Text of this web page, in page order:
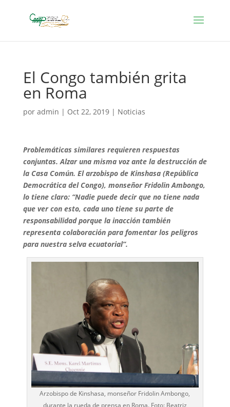
El Congo también grita
en Roma
por admin | Oct 22, 2019| Noticias
Problemáticas similares requieren respuestas
conjuntas. Alzar una misma voz ante la destrucción de
la Casa Común. El arzobispo de Kinshasa (República
Democrática del Congo), monseñor Fridolin Ambongo,
lo tiene claro: “Nadie puede decir que no tiene nada
que ver con esto, cada uno tiene su parte de
responsabilidad porque la inacción también
representa colaboración para fomentar los peligros
para nuestra selva ecuatorial”.
Arzobispo de Kinshasa, monseñor Fridolin Ambongo,
durante la rueda de prensa en Roma. Foto: Beatriz